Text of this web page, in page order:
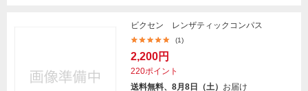
ビクセン レンザティックコンパス
(1)
2,200円
220ポイント
送料無料、8月8日（土） お届け